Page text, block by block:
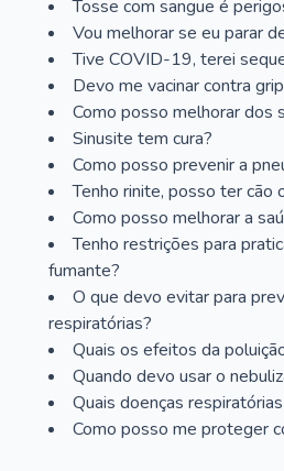
Tosse com sangue é
Vou melhorar se eu parar
Tive COVID-19, terei
Devo me vacinar contra
Como posso melhorar dos
Sinusite tem cura?
Como posso prevenir a
Tenho rinite, posso ter cão
Como posso melhorar a
Tenho restrições para
fumante?
O que devo evitar para
respiratórias?
Quais os efeitos da
Quando devo usar o
Quais doenças
Como posso me proteger